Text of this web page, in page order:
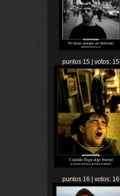
puntos 15 | votos: 15
puntos 16 | votos: 16